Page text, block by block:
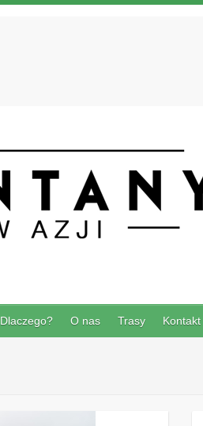
Dlaczego? O nas Trasy Kontakt